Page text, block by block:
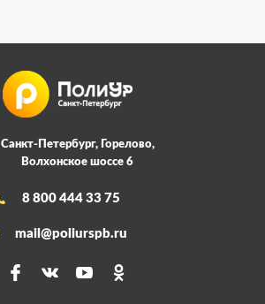
Санкт-Петербург, Горелово,
Волхонское шоссе 6
8 800 444 33 75
mail@poliurspb.ru